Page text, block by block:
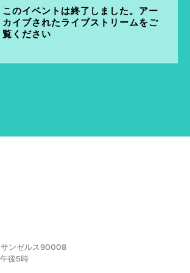
このイベントは終了しました。アー
カイブされたライブストリームをご
覧ください
サンゼルス90008
後5時